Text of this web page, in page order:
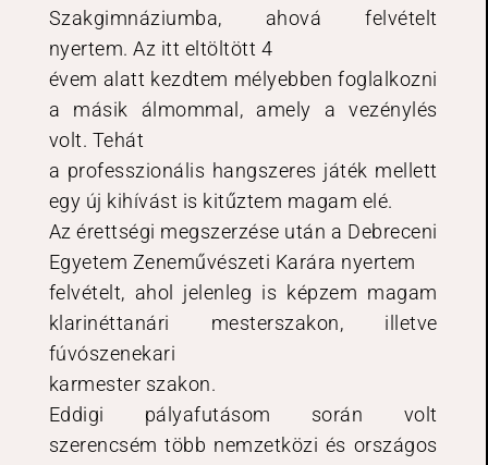
Szakgimnáziumba, ahová felvételt
nyertem. Az itt eltöltött 4
évem alatt kezdtem mélyebben foglalkozni
a másik álmommal, amely a vezénylés
volt. Tehát
a professzionális hangszeres játék mellett
egy új kihívást is kitűztem magam elé.
Az érettségi megszerzése után a Debreceni
Egyetem Zeneművészeti Karára nyertem
felvételt, ahol jelenleg is képzem magam
klarinéttanári mesterszakon, illetve
fúvószenekari
karmester szakon.
Eddigi pályafutásom során volt
szerencsém több nemzetközi és országos